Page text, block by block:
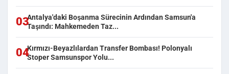
03Antalya'daki Boşanma Sürecinin Ardından Samsun'a
Taşındı: Mahkemeden Taz...
04Kırmızı-Beyazlılardan Transfer Bombası! Polonyalı
Stoper Samsunspor Yolu...